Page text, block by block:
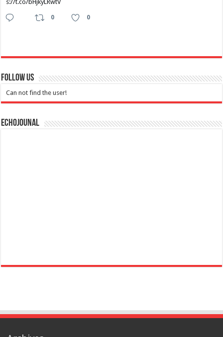
s://t.co/bHjkyLRwtV
0 0
Follow Us
Can not find the user!
Echojounal